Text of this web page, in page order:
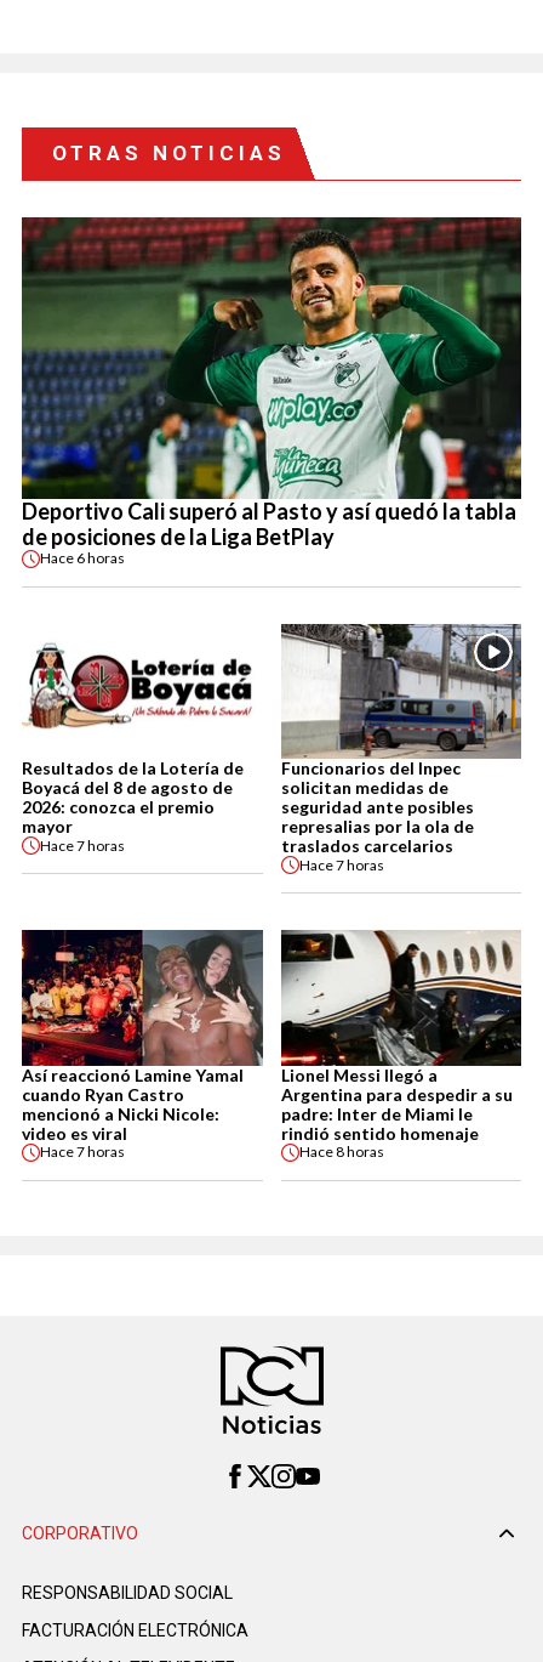
OTRAS NOTICIAS
Deportivo Cali superó al Pasto y así quedó la tabla
de posiciones de la Liga BetPlay
Hace 6 horas
Resultados de la Lotería de
Boyacá del 8 de agosto de
2026: conozca el premio
mayor
Hace7 horas
Funcionarios del Inpec
solicitan medidas de
seguridad ante posibles
represalias por la ola de
traslados carcelarios
Hace7 horas
Así reaccionó Lamine Yamal
cuando Ryan Castro
mencionó a Nicki Nicole:
video es viral
Hace7 horas
Lionel Messi llegó a
Argentina para despedir a su
padre: Inter de Miami le
rindió sentido homenaje
Hace8 horas
CORPORATIVO
RESPONSABILIDAD SOCIAL
FACTURACIÓN ELECTRÓNICA